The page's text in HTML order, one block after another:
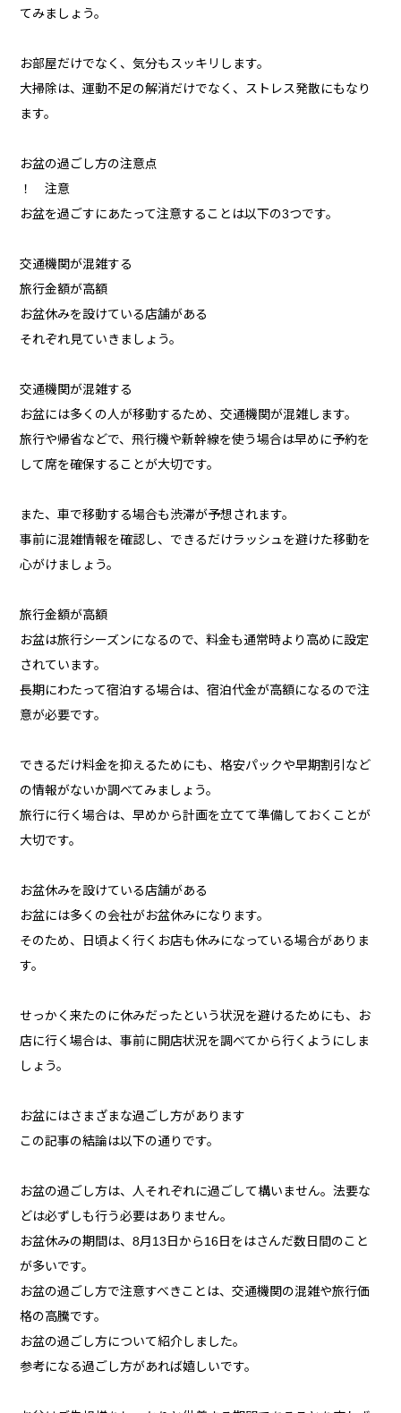
てみましょう。
お部屋だけでなく、気分もスッキリします。
大掃除は、運動不足の解消だけでなく、ストレス発散にもなり
ます。
お盆の過ごし方の注意点
！ 注意
お盆を過ごすにあたって注意することは以下の3つです。
交通機関が混雑する
旅行金額が高額
お盆休みを設けている店舗がある
それぞれ見ていきましょう。
交通機関が混雑する
お盆には多くの人が移動するため、交通機関が混雑します。
旅行や帰省などで、飛行機や新幹線を使う場合は早めに予約を
して席を確保することが大切です。
また、車で移動する場合も渋滞が予想されます。
事前に混雑情報を確認し、できるだけラッシュを避けた移動を
心がけましょう。
旅行金額が高額
お盆は旅行シーズンになるので、料金も通常時より高めに設定
されています。
長期にわたって宿泊する場合は、宿泊代金が高額になるので注
意が必要です。
できるだけ料金を抑えるためにも、格安パックや早期割引など
の情報がないか調べてみましょう。
旅行に行く場合は、早めから計画を立てて準備しておくことが
大切です。
お盆休みを設けている店舗がある
お盆には多くの会社がお盆休みになります。
そのため、日頃よく行くお店も休みになっている場合がありま
す。
せっかく来たのに休みだったという状況を避けるためにも、お
店に行く場合は、事前に開店状況を調べてから行くようにしま
しょう。
お盆にはさまざまな過ごし方があります
この記事の結論は以下の通りです。
お盆の過ごし方は、人それぞれに過ごして構いません。法要な
どは必ずしも行う必要はありません。
お盆休みの期間は、8月13日から16日をはさんだ数日間のこと
が多いです。
お盆の過ごし方で注意すべきことは、交通機関の混雑や旅行価
格の高騰です。
お盆の過ごし方について紹介しました。
参考になる過ごし方があれば嬉しいです。